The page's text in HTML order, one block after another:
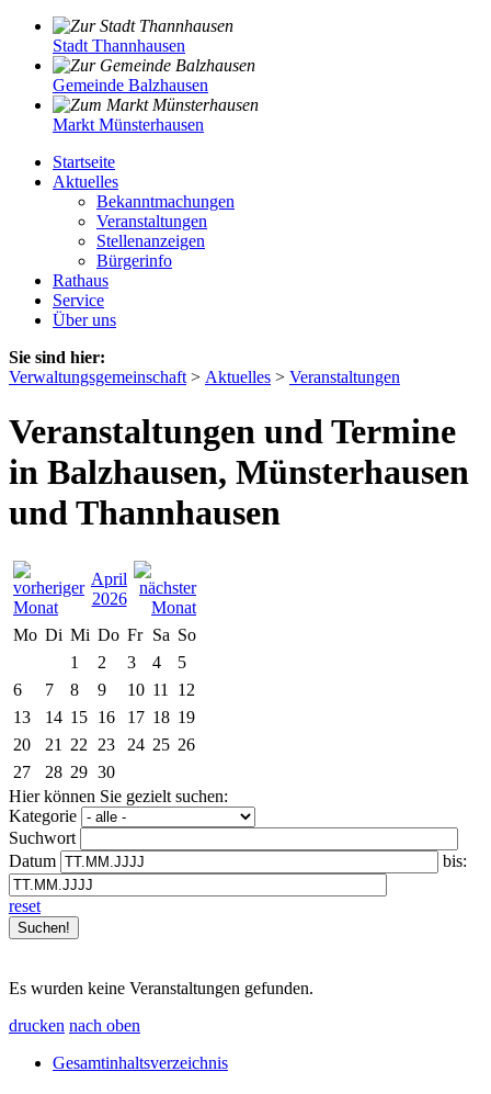
Stadt Thannhausen
Gemeinde Balzhausen
Markt Münsterhausen
Startseite
Aktuelles
Bekanntmachungen
Veranstaltungen
Stellenanzeigen
Bürgerinfo
Rathaus
Service
Über uns
Sie sind hier:
Verwaltungsgemeinschaft > Aktuelles > Veranstaltungen
Veranstaltungen und Termine
in Balzhausen, Münsterhausen
und Thannhausen
April
2026
Mo Di Mi Do Fr Sa So
1
2 3 4
5
6
7 8 9 10 11
12
13
14 15 16 17 18 19
20
21 22 23 24 25 26
27
28 29 30
Hier können Sie gezielt suchen:
Kategorie
Suchwort
Datum
bis:
reset
Es wurden keine Veranstaltungen gefunden.
drucken nach oben
Gesamtinhaltsverzeichnis